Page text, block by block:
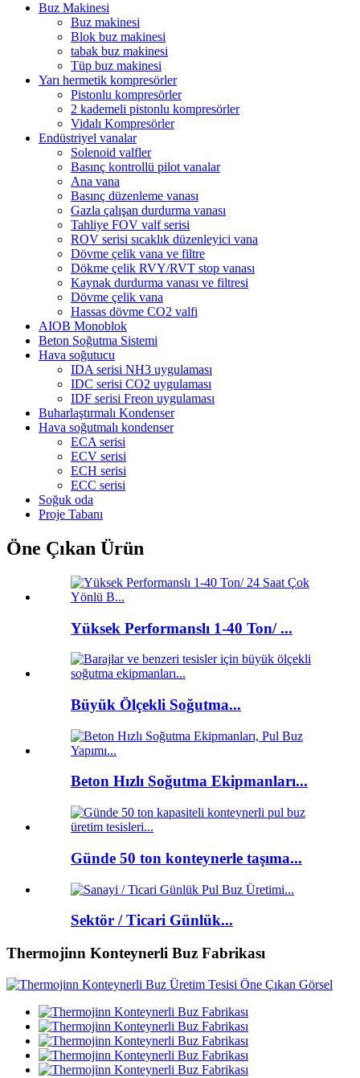
Buz Makinesi
Buz makinesi
Blok buz makinesi
tabak buz makinesi
Tüp buz makinesi
Yarı hermetik kompresörler
Pistonlu kompresörler
2 kademeli pistonlu kompresörler
Vidalı Kompresörler
Endüstriyel vanalar
Solenoid valfler
Basınç kontrollü pilot vanalar
Ana vana
Basınç düzenleme vanası
Gazla çalışan durdurma vanası
Tahliye FOV valf serisi
ROV serisi sıcaklık düzenleyici vana
Dövme çelik vana ve filtre
Dökme çelik RVY/RVT stop vanası
Kaynak durdurma vanası ve filtresi
Dövme çelik vana
Hassas dövme CO2 valfi
AIOB Monoblok
Beton Soğutma Sistemi
Hava soğutucu
IDA serisi NH3 uygulaması
IDC serisi CO2 uygulaması
IDF serisi Freon uygulaması
Buharlaştırmalı Kondenser
Hava soğutmalı kondenser
ECA serisi
ECV serisi
ECH serisi
ECC serisi
Soğuk oda
Proje Tabanı
Öne Çıkan Ürün
Yüksek Performanslı 1-40 Ton/ ...
Büyük Ölçekli Soğutma...
Beton Hızlı Soğutma Ekipmanları...
Günde 50 ton konteynerle taşıma...
Sektör / Ticari Günlük...
Thermojinn Konteynerli Buz Fabrikası